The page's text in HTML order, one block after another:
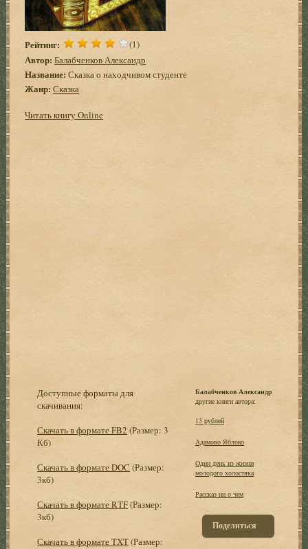
Рейтинг: (1)
Автор: Балабченков Александр
Название: Сказка о находчивом студенте
Жанр: Сказка
Читать книгу Online
Доступные форматы для
скачивания:
Скачать в формате FB2 (Размер: 3
Кб)
Скачать в формате DOC (Размер:
3кб)
Скачать в формате RTF(Размер:
3кб)
Скачать в формате TXT(Размер:
Балабченков Александр
другие книги автора:
13 рублей
Адамово Яблоко
Один день из жизни
молодого холостяка
Рассказ ни о чем
Поделиться